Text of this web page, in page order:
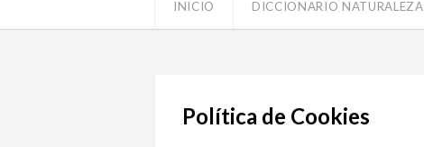
INICIO DICCIONARIO NATURALEZA
Política de Cookies